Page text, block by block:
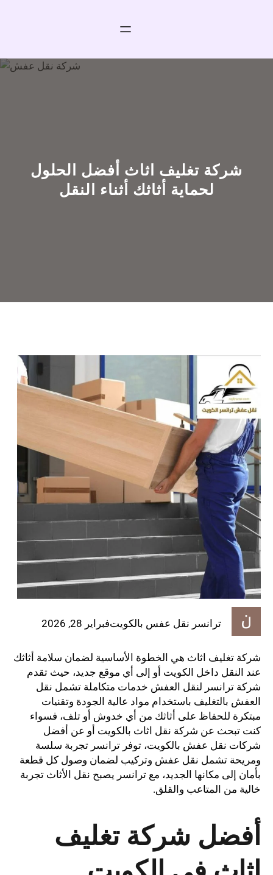
شركة تغليف اثاث أفضل الحلول
لحماية أثاثك أثناء النقل
ترانسر نقل عفس بالكويتفبراير 28, 2026
شركة تغليف اثاث هي الخطوة الأساسية لضمان سلامة أثاثك
عند النقل داخل الكويت أو إلى أي موقع جديد، حيث تقدم
شركة ترانسر لنقل العفش خدمات متكاملة تشمل نقل
العفش بالتغليف باستخدام مواد عالية الجودة وتقنيات
مبتكرة للحفاظ على أثاثك من أي خدوش أو تلف، فسواء
كنت تبحث عن شركة نقل اثاث بالكويت أو عن أفضل
شركات نقل عفش بالكويت، توفر ترانسر تجربة سلسة
ومريحة تشمل نقل عفش وتركيب لضمان وصول كل قطعة
بأمان إلى مكانها الجديد، مع ترانسر يصبح نقل الأثاث تجربة
خالية من المتاعب والقلق.
أفضل شركة تغليف